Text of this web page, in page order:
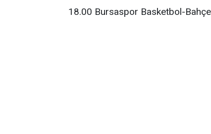
18.00 Bursaspor Basketbol-